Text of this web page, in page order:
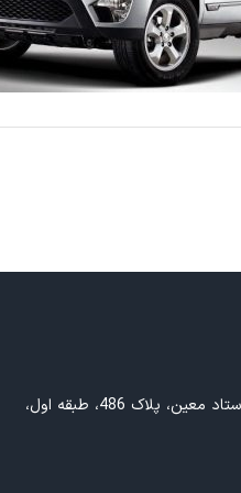
تهران، خیابان آزادی، نبش استاد معین، پلاک 486، طبقه اول،